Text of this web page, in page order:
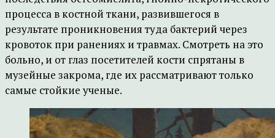
процесса в костной ткани, развившегося в
результате проникновения туда бактерий через
кровоток при ранениях и травмах. Смотреть на это
больно, и от глаз посетителей кости спрятаны в
музейные закрома, где их рассматривают только
самые стойкие ученые.